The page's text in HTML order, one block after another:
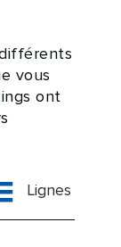
vous
ont
Lignes